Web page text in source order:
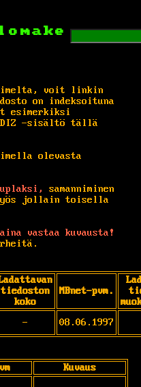
voit linkin
on indeksoituna
esimerkiksi
-sisältö tällä
olevasta
samanniminen
jollain toisella
vastaa kuvausta!
tiedoston
koko
MBnet-pvm.
- 08.06.1997
Kuvaus